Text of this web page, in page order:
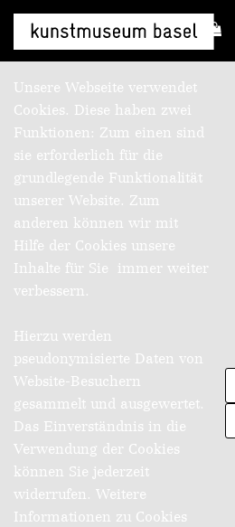
Unsere Webseite verwendet
Cookies. Diese haben zwei
Funktionen: Zum einen sind
sie erforderlich für die
grundlegende Funktionalität
unserer Website. Zum
anderen können wir mit
Hilfe der Cookies unsere
Inhalte für Sie immer weiter
verbessern.
Hierzu werden
pseudonymisierte Daten von
Website-Besuchern
gesammelt und ausgewertet.
Das Einverständnis in die
Verwendung der Cookies
können Sie jederzeit
widerrufen. Weitere
Informationen zu Cookies